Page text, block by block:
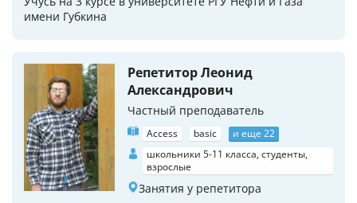
имени Губкина
Репетитор Леонид
Александрович
Частный преподаватель
Access basic
и еще 22
школьники 5-11 класса, студенты,
взрослые
Занятия у репетитора